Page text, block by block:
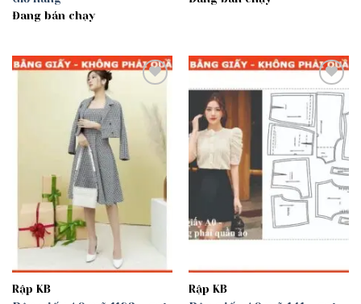
Đang bán chạy
wishlist
Rập KB
Add to
wishlist
Rập KB